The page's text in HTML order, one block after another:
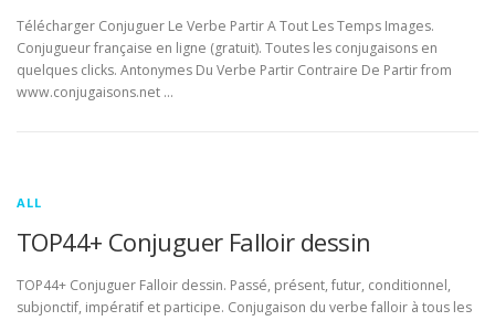
Télécharger Conjuguer Le Verbe Partir A Tout Les Temps Images.
Conjugueur française en ligne (gratuit). Toutes les conjugaisons en
quelques clicks. Antonymes Du Verbe Partir Contraire De Partir from
www.conjugaisons.net …
ALL
TOP44+ Conjuguer Falloir dessin
TOP44+ Conjuguer Falloir dessin. Passé, présent, futur, conditionnel,
subjonctif, impératif et participe. Conjugaison du verbe falloir à tous les